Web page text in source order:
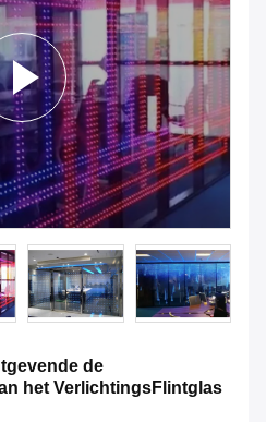
de
het VerlichtingsFlintglas